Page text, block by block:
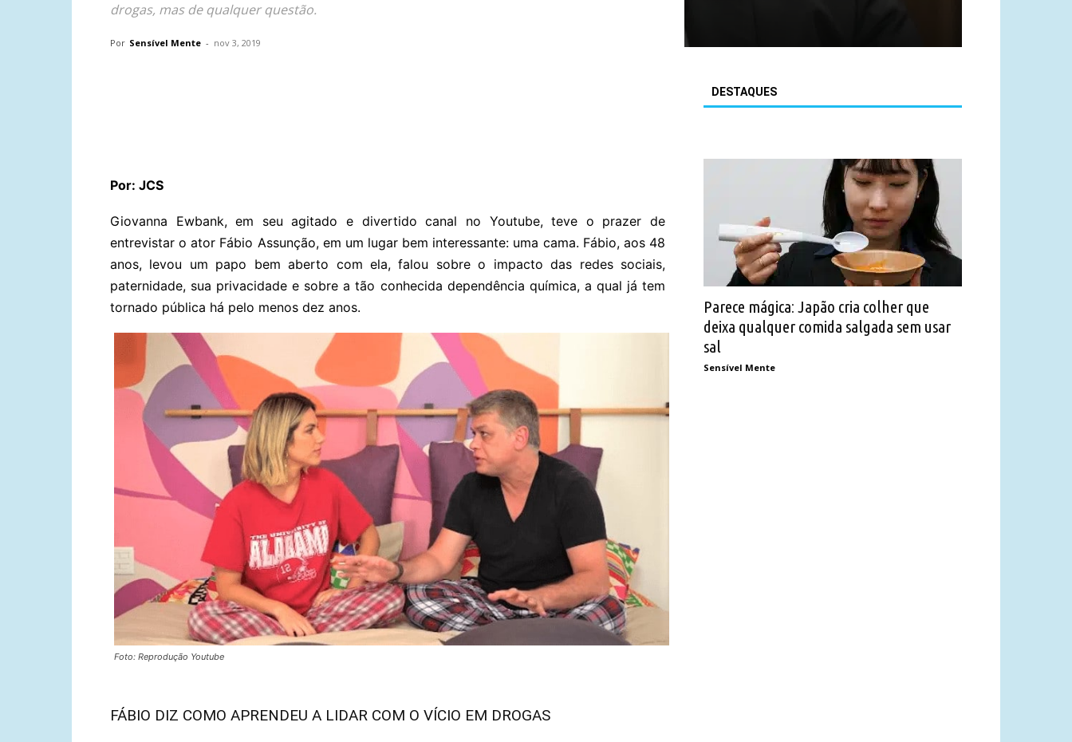
drogas, mas de qualquer questão.
Por Sensível Mente - nov 3, 2019
Por: JCS
Giovanna Ewbank, em seu agitado e divertido canal no Youtube, teve o prazer de
entrevistar o ator Fábio Assunção, em um lugar bem interessante: uma cama. Fábio, aos 48
anos, levou um papo bem aberto com ela, falou sobre o impacto das redes sociais,
paternidade, sua privacidade e sobre a tão conhecida dependência química, a qual já tem
tornado pública há pelo menos dez anos.
Foto: Reprodução Youtube
FÁBIO DIZ COMO APRENDEU A LIDAR COM O VÍCIO EM DROGAS
DESTAQUES
Parece mágica: Japão cria colher que
deixa qualquer comida salgada sem usar
sal
Sensível Mente